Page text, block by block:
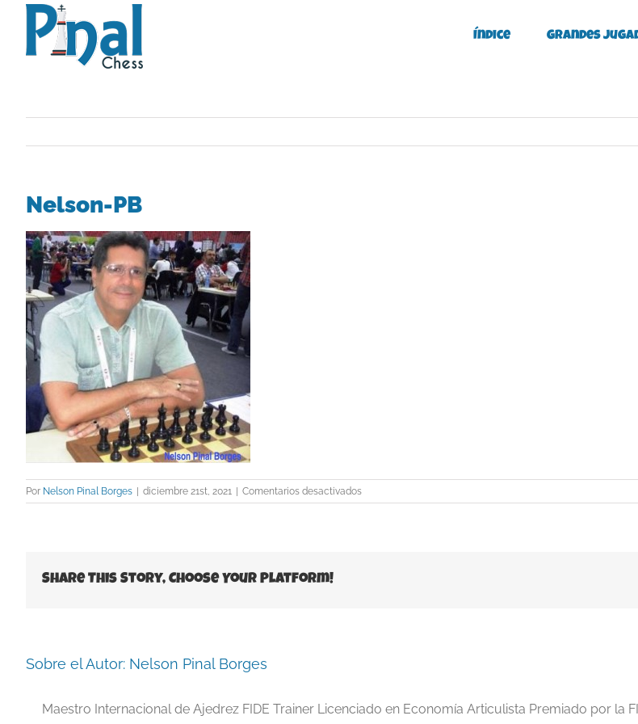
Saltar
contenido
Índice Grandes
Nelson-PB
Por Nelson Pinal Borges | diciembre 21st, 2021 | Comentarios desactivadosen
Nelson-
Share This Story, Choose Your Platform!
Sobre el Autor: Nelson Pinal Borges
Maestro Internacional de Ajedrez FIDE Trainer Licenciado en Economía Articulista Premiado por la